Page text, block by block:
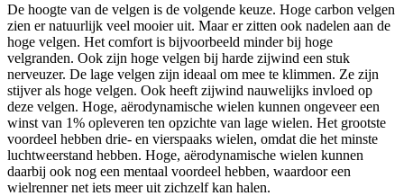
De hoogte van de velgen is de volgende keuze. Hoge carbon velgen
zien er natuurlijk veel mooier uit. Maar er zitten ook nadelen aan de
hoge velgen. Het comfort is bijvoorbeeld minder bij hoge
velgranden. Ook zijn hoge velgen bij harde zijwind een stuk
nerveuzer. De lage velgen zijn ideaal om mee te klimmen. Ze zijn
stijver als hoge velgen. Ook heeft zijwind nauwelijks invloed op
deze velgen. Hoge, aërodynamische wielen kunnen ongeveer een
winst van 1% opleveren ten opzichte van lage wielen. Het grootste
voordeel hebben drie- en vierspaaks wielen, omdat die het minste
luchtweerstand hebben. Hoge, aërodynamische wielen kunnen
daarbij ook nog een mentaal voordeel hebben, waardoor een
wielrenner net iets meer uit zichzelf kan halen.